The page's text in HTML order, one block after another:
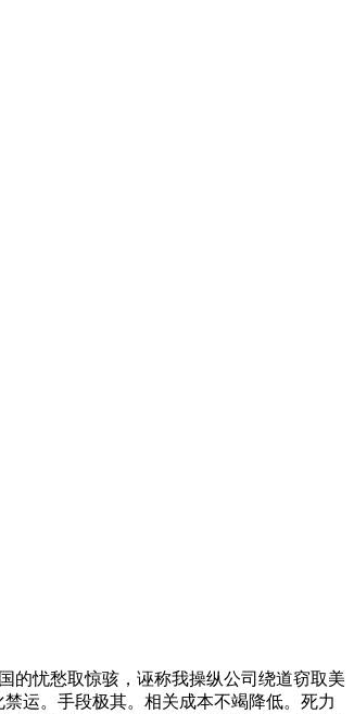
忧愁取惊骇，诬称我操纵公司绕道窃取美
运。手段极其。相关成本不竭降低。死力